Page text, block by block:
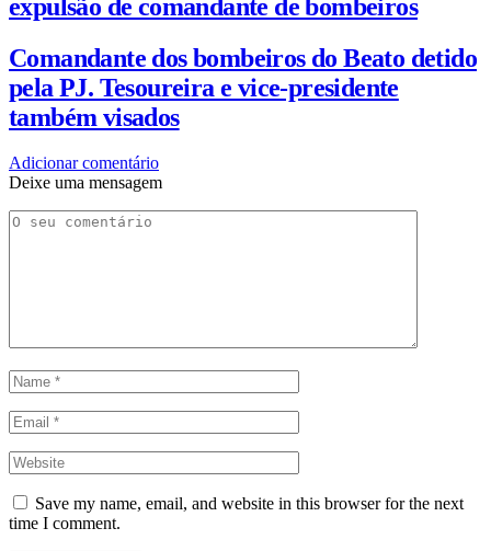
expulsão de comandante de bombeiros
Comandante dos bombeiros do Beato detido
pela PJ. Tesoureira e vice-presidente
também visados
Adicionar comentário
Deixe uma mensagem
Save my name, email, and website in this browser for the next
time I comment.